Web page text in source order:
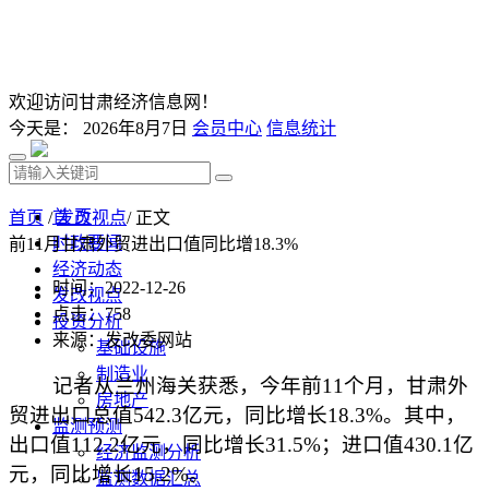
欢迎访问甘肃经济信息网！
今天是： 2026年8月7日 会员中心 信息统计
首 页
时政要闻
经济动态
发改视点
投资分析
基础设施
制造业
房地产
监测预测
经济监测分析
监测数据汇总
首页 /发改视点/ 正文
前11月甘肃外贸进出口值同比增18.3%
时间：2022-12-26
点击：758
来源：发改委网站
记者从兰州海关获悉，今年前11个月，甘肃外
贸进出口总值542.3亿元，同比增长18.3%。其中，
出口值112.2亿元，同比增长31.5%；进口值430.1亿
元，同比增长15.2%。